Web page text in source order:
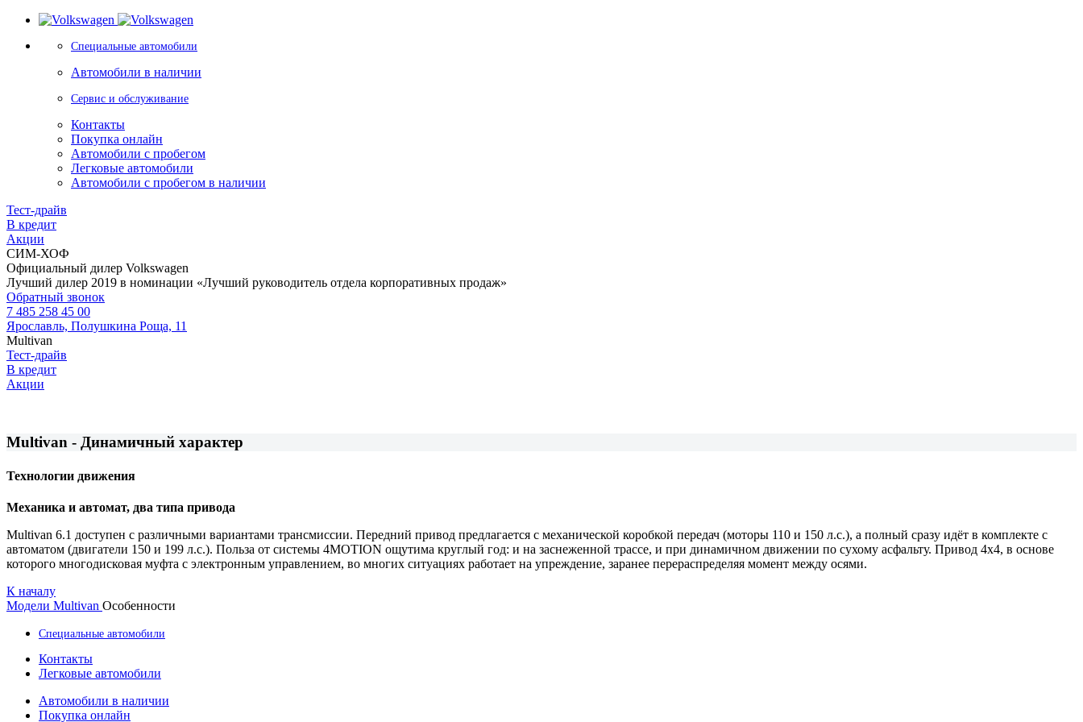
Специальные автомобили
Автомобили в наличии
Сервис и обслуживание
Контакты
Покупка онлайн
Автомобили с пробегом
Легковые автомобили
Автомобили с пробегом в наличии
Тест-драйв
В кредит
Акции
СИМ-ХОФ
Официальный дилер Volkswagen
Лучший дилер 2019 в номинации «Лучший руководитель отдела корпоративных продаж»
Обратный звонок
7 485 258 45 00
Ярославль, Полушкина Роща, 11
Multivan
Тест-драйв
В кредит
Акции
Multivan - Динамичный характер
Технологии движения
Механика и автомат, два типа привода
Multivan 6.1 доступен с различными вариантами трансмиссии. Передний привод предлагается с механической коробкой передач (моторы 110 и 150 л.с.), а полный сразу идёт в комплекте с
автоматом (двигатели 150 и 199 л.с.). Польза от системы 4MOTION ощутима круглый год: и на заснеженной трассе, и при динамичном движении по сухому асфальту. Привод 4х4, в основе
которого многодисковая муфта с электронным управлением, во многих ситуациях работает на упреждение, заранее перераспределяя момент между осями.
К началу
Модели Multivan Особенности
Специальные автомобили
Контакты
Легковые автомобили
Автомобили в наличии
Покупка онлайн